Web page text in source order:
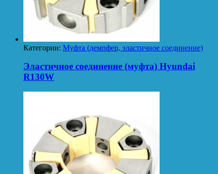
Категории: Муфта (демпфер, эластичное соединение)
Эластичное соединение (муфта) Hyundai
R130W